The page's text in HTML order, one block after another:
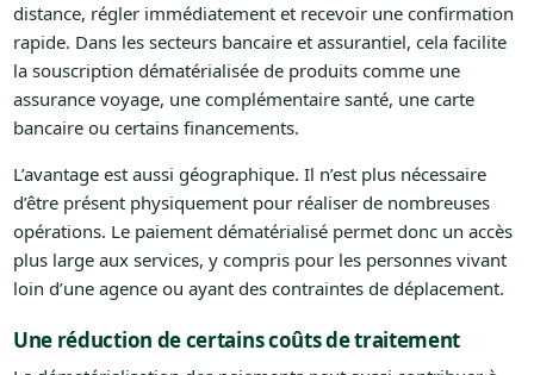
distance, régler immédiatement et recevoir une confirmation
rapide. Dans les secteurs bancaire et assurantiel, cela facilite
la souscription dématérialisée de produits comme une
assurance voyage, une complémentaire santé, une carte
bancaire ou certains financements.
L’avantage est aussi géographique. Il n’est plus nécessaire
d’être présent physiquement pour réaliser de nombreuses
opérations. Le paiement dématérialisé permet donc un accès
plus large aux services, y compris pour les personnes vivant
loin d’une agence ou ayant des contraintes de déplacement.
Une réduction de certains coûts de traitement